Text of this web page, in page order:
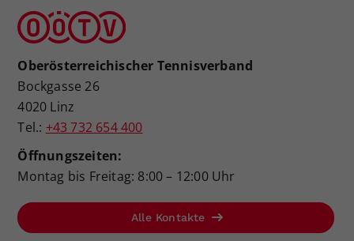
Oberösterreichischer Tennisverband
Bockgasse 26
4020 Linz
Tel.: +43 732 654 400
Öffnungszeiten:
Montag bis Freitag: 8:00 – 12:00 Uhr
Alle Kontakte